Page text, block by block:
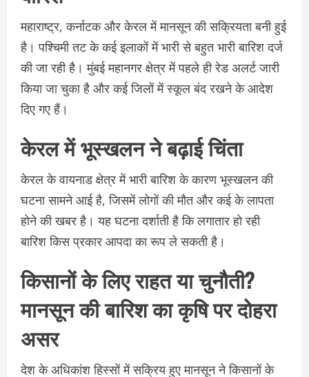
महाराष्ट्र, कर्नाटक और केरल में मानसून की सक्रियता बनी हुई
है। पश्चिमी तट के कई इलाकों में भारी से बहुत भारी बारिश दर्ज
की जा रही है। मुंबई महानगर क्षेत्र में पहले ही रेड अलर्ट जारी
किया जा चुका है और कई जिलों में स्कूल बंद रखने के आदेश
दिए गए हैं।
केरल में भूस्खलन ने बढ़ाई चिंता
केरल के वायनाड क्षेत्र में भारी बारिश के कारण भूस्खलन की
घटना सामने आई है, जिसमें लोगों की मौत और कई के लापता
होने की खबर है। यह घटना दर्शाती है कि लगातार हो रही
बारिश किस प्रकार आपदा का रूप ले सकती है।
किसानों के लिए राहत या चुनौती?
मानसून की बारिश का कृषि पर दोहरा
असर
देश के अधिकांश हिस्सों में सक्रिय हुए मानसून ने किसानों के